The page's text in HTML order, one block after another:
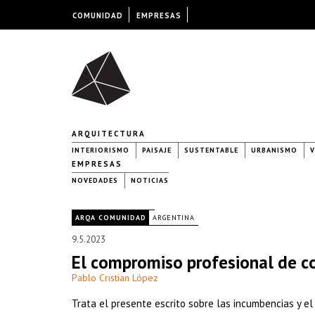
ARQUITECTURA
INTERIORISMO PAISAJE SUSTENTABLE URBANISMO
EMPRESAS
NOVEDADES NOTICIAS
ARQA COMUNIDAD ARGENTINA
9.5.2023
El compromiso profesional de
Pablo Cristian López
Trata el presente escrito sobre las incumbencias y
COMUNIDAD EMPRESAS